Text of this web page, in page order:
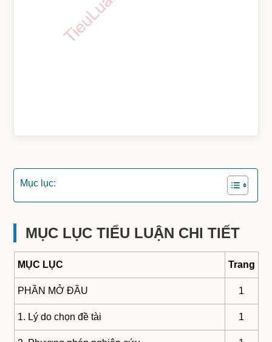
Mục lục:
MỤC LỤC TIỂU LUẬN CHI TIẾT
MỤC LỤC Trang
PHẦN MỞ ĐẦU 1
1. Lý do chọn đề tài 1